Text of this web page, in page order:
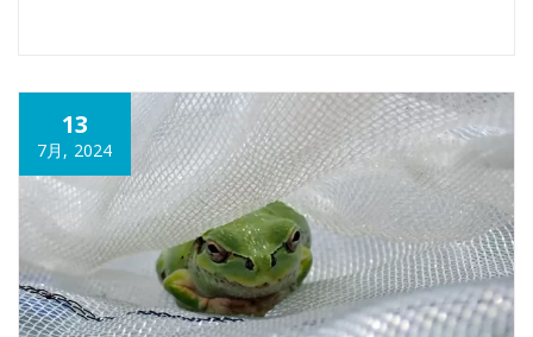
13
7月, 2024